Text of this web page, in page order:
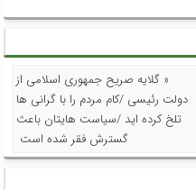
« گلایه صریح جمهوری اسلامی از
دولت رئیسی /کام مردم را با گرانی ها
تلخ کرده اید /سیاست هایتان باعث
گسترش فقر شده است